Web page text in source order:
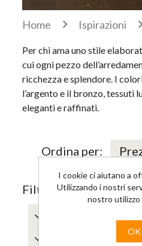
Home Ispirazioni
Per chi ama uno stile
cui ogni pezzo
ricchezza e splendore. I
l’argento e il bronzo, tessuti
eleganti e raffinati.
Ordina per:
Filtra per:
I cookie ci aiutano a
Utilizzando i nostri
nostro utilizzo
OK